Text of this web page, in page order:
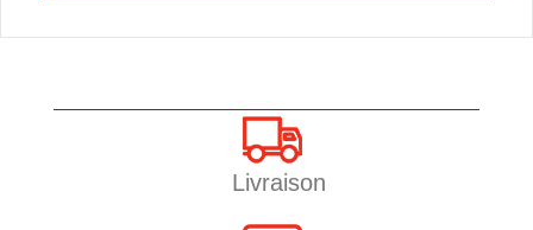
Livraison